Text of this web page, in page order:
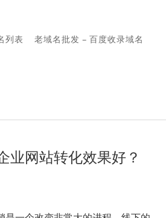
列表 老域名批发 – 百度收录域名
业网站转化效果好？